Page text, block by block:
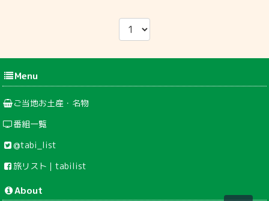
Menu
ご当地お土産・名物
番組一覧
@tabi_list
旅リスト｜tabilist
About